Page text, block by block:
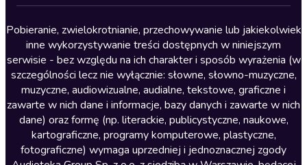
Lektury szkolne
Literatura anglojęzyczna
Literatura faktu
Literatura obyczajowa
Literatura piękna obca
Literatura piękna polska
Nagrania relaksacyjne
Pobieranie, zwielokrotnianie, przechowywanie lub jakiekolwiek
inne wykorzystywanie treści dostępnych w niniejszym
serwisie - bez względu na ich charakter i sposób wyrażenia (w
szczególności lecz nie wyłącznie: słowne, słowno-muzyczne,
muzyczne, audiowizualne, audialne, tekstowe, graficzne i
zawarte w nich dane i informacje, bazy danych i zawarte w nich
dane) oraz formę (np. literackie, publicystyczne, naukowe,
kartograficzne, programy komputerowe, plastyczne,
fotograficzne) wymaga uprzedniej i jednoznacznej zgody